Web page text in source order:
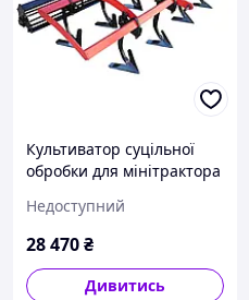
Культиватор суцільної
обробки для мінітрактора
Недоступний
28 470₴
Дивитись